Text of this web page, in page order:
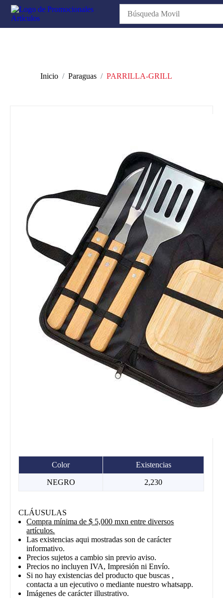
Inicio Paraguas PARRILLA-GRILL
Color Existencias
NEGRO 2,230
CLÁUSULAS
Compra mínima de $ 5,000 mxn entre diversos
artículos.
Las existencias aqui mostradas son de carácter
informativo.
Precios sujetos a cambio sin previo aviso.
Precios no incluyen IVA, Impresión ni Envío.
Si no hay existencias del producto que buscas ,
contacta a un ejecutivo o mediante nuestro whatsapp.
Imágenes de carácter illustrativo.